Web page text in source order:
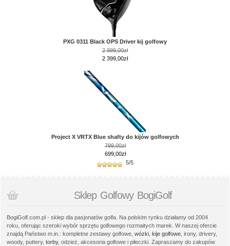
PXG 0311 Black OPS Driver kij golfowy
2 999,00zł
2 399,00zł
Project X VRTX Blue shafty do kijów golfowych
799,00zł
699,00zł
5/5
Sklep Golfowy BogiGolf
BogiGolf.com.pl - sklep dla pasjonatów golfa. Na polskim rynku działamy od 2004
roku, oferując szeroki wybór sprzętu golfowego rozmaitych marek. W naszej ofercie
znajdą Państwo m.in.: kompletne zestawy golfowe, wózki kije golfowe , irony, drivery,
woody, puttery, torby, odzież, akcesoria golfowe i piłeczki. Zapraszamy do zakupów